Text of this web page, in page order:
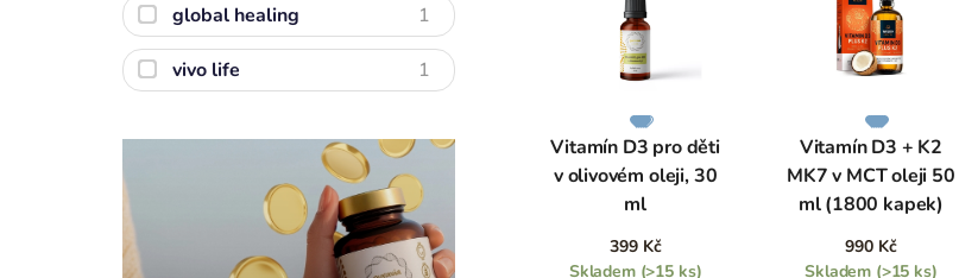
global healing 1
vivo life 1
Vitamín D3 pro děti
v olivovém oleji, 30
ml
399 Kč
Skladem (>15 ks)
Vitamín D3 + K2
MK7 v MCT oleji 50
ml (1800 kapek)
990 Kč
Skladem (>15 ks)